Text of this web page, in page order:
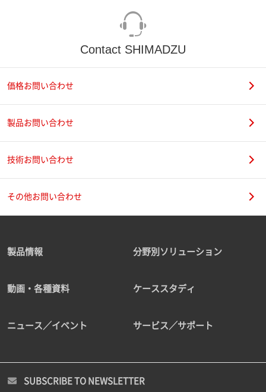
Contact SHIMADZU
価格お問い合わせ
製品お問い合わせ
技術お問い合わせ
その他お問い合わせ
製品情報 分野別ソリューション
動画・各種資料 ケーススタディ
ニュース／イベント サービス／サポート
SUBSCRIBE TO NEWSLETTER